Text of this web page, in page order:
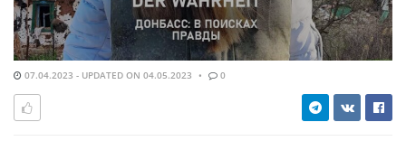
07.04.2023 - UPDATED ON 04.05.2023 0